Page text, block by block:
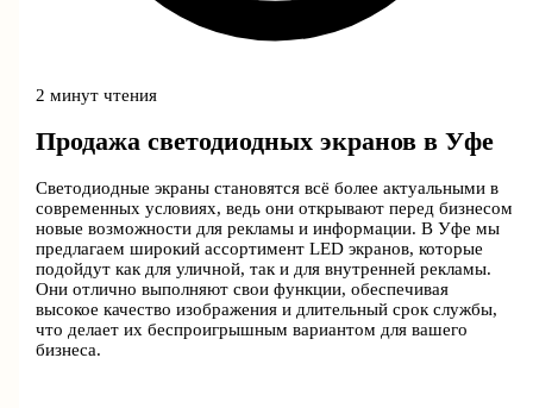
2 минут чтения
Продажа светодиодных экранов в Уфе
Светодиодные экраны становятся всё более актуальными в
современных условиях, ведь они открывают перед бизнесом
новые возможности для рекламы и информации. В Уфе мы
предлагаем широкий ассортимент LED экранов, которые
подойдут как для уличной, так и для внутренней рекламы.
Они отлично выполняют свои функции, обеспечивая
высокое качество изображения и длительный срок службы,
что делает их беспроигрышным вариантом для вашего
бизнеса.